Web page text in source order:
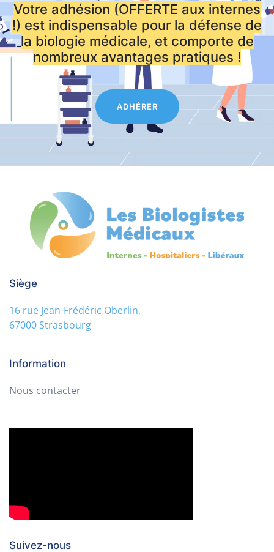
Votre adhésion (OFFERTE aux internes
!) est indispensable pour la défense de
la biologie médicale, et comporte de
nombreux avantages pratiques !
ADHÉRER
Siège
16 rue Jean-Frédéric Oberlin,
67000 Strasbourg
Information
Nous contacter
Suivez-nous